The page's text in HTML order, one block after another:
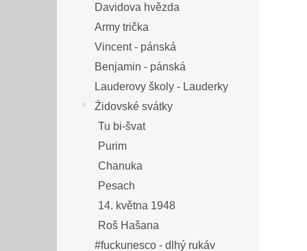
Davidova hvězda
Army trička
Vincent - pánská
Benjamin - pánská
Lauderovy školy - Lauderky
Źidovské svátky
Tu bi-švat
Purim
Chanuka
Pesach
14. května 1948
Roš Hašana
#fuckunesco - dlhý rukáv